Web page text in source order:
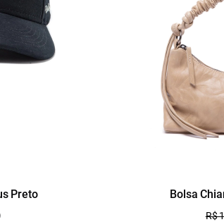
Preto Bolsa
R$